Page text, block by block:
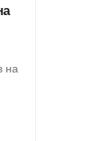
на